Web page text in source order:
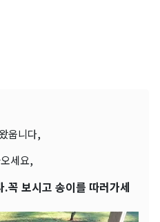
웁니다,
세요,
꼭 보시고 송이를 따러가세